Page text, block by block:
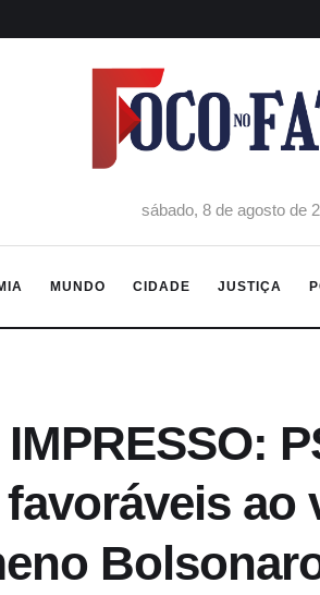
sábado, 8 de agosto de
MUNDO CIDADE JUSTIÇA
ao